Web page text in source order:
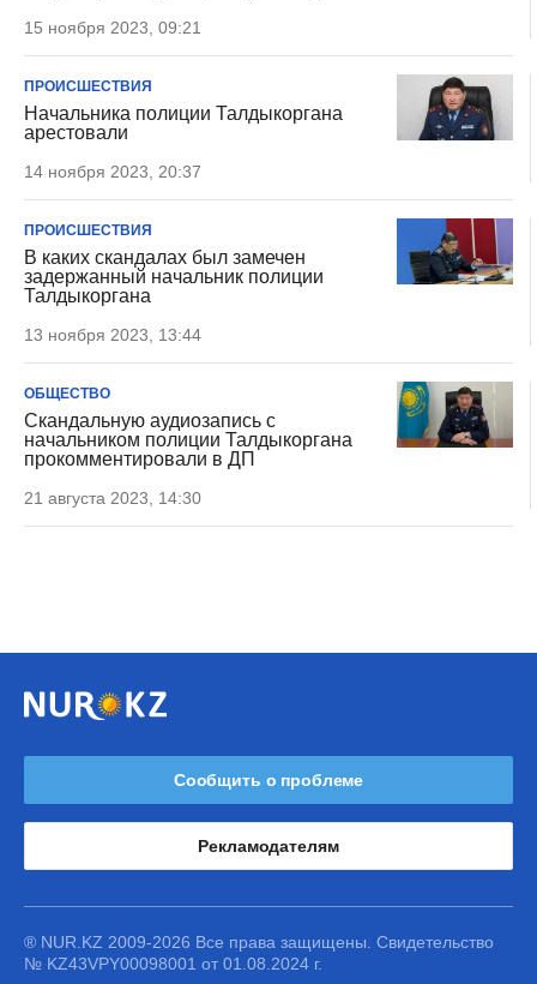
15 ноября 2023, 09:21
ПРОИСШЕСТВИЯ
Начальника полиции Талдыкоргана
арестовали
14 ноября 2023, 20:37
ПРОИСШЕСТВИЯ
В каких скандалах был замечен
задержанный начальник полиции
Талдыкоргана
13 ноября 2023, 13:44
ОБЩЕСТВО
Скандальную аудиозапись с
начальником полиции Талдыкоргана
прокомментировали в ДП
21 августа 2023, 14:30
Сообщить о проблеме
Рекламодателям
® NUR.KZ 2009-2026 Все права защищены. Свидетельство
№ KZ43VPY00098001 от 01.08.2024 г.